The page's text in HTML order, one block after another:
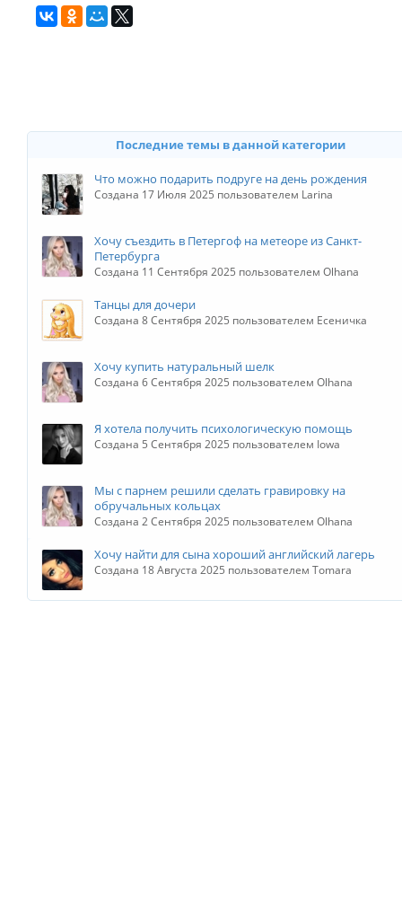
Последние темы в данной категории
Что можно подарить подруге на день рождения
Создана 17 Июля 2025 пользователем Larina
Хочу съездить в Петергоф на метеоре из Санкт-
Петербурга
Создана 11 Сентября 2025 пользователем Olhana
Танцы для дочери
Создана 8 Сентября 2025 пользователем Есеничка
Хочу купить натуральный шелк
Создана 6 Сентября 2025 пользователем Olhana
Я хотела получить психологическую помощь
Создана 5 Сентября 2025 пользователем Iowa
Мы с парнем решили сделать гравировку на
обручальных кольцах
Создана 2 Сентября 2025 пользователем Olhana
Хочу найти для сына хороший английский лагерь
Создана 18 Августа 2025 пользователем Tomara